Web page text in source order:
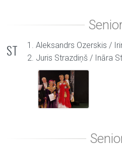
ST
1. Aleksandrs Ozerskis /
2. Juris Strazdiņš / Ināra